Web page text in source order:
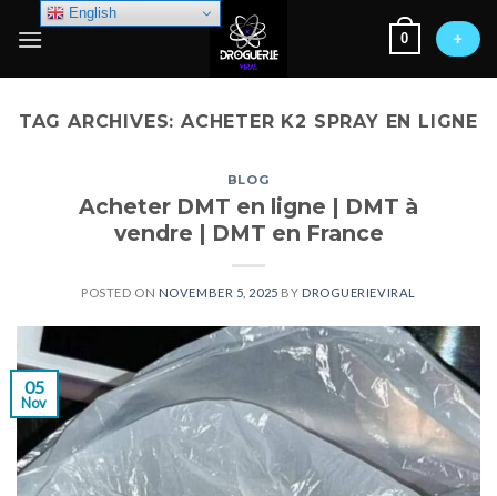
0 +
TAG ARCHIVES:ACHETER K2 SPRAY EN LIGNE
BLOG
Acheter DMT en ligne | DMT à
vendre | DMT en France
POSTED ON NOVEMBER 5, 2025 BY DROGUERIEVIRAL
05
Nov
English